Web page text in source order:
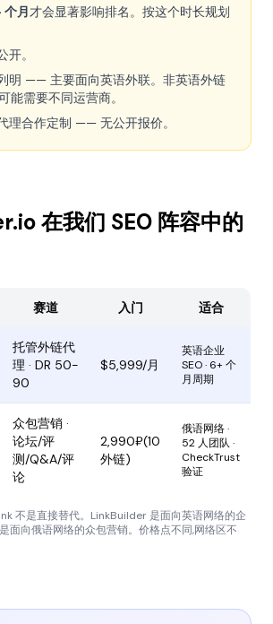
个月才会显著影响排名。按这个时长规划
开。
明 —— 主要面向英语外联。非英语外链
能需要不同运营商。
理合作定制 —— 无公开报价。
在我们 SEO 阵容中的
赛道 入门 适合
托管外链代
理 · DR 50-
90
$5,999/月
英语企业
SEO · 6+ 个
月周期
众包营销 ·
论坛/评
测/Q&A/评
论
2,990₽(10
外链)
俄语网络 ·
52 人团队 ·
CheckTrust
验证
不是直接替代。LinkBuilder 是面向英语网络的企
面向俄语网络的众包营销。价格点不同,网络区不